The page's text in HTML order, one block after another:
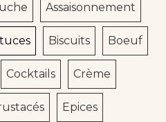
Assaisonnement
Biscuits Boeuf
Cocktails Crème
Epices